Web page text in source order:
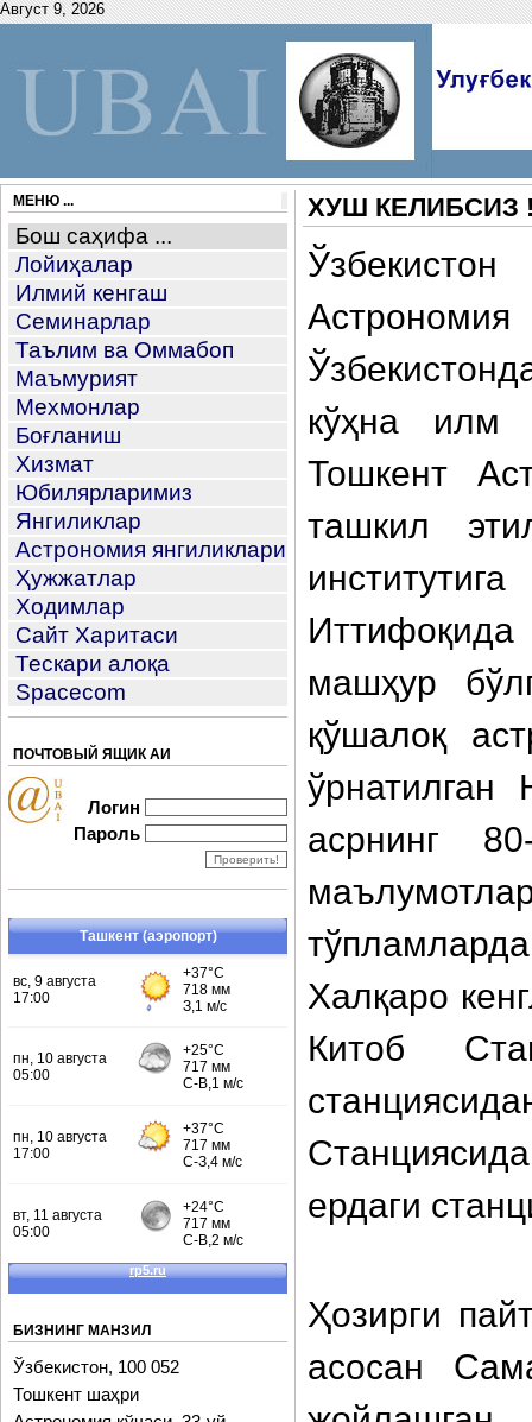
Август 9, 2026
МЕНЮ ...
Бош саҳифа ...
Лойиҳалар
Илмий кенгаш
Семинарлар
Таълим ва Оммабоп
Маъмурият
Мехмонлар
Боғланиш
Хизмат
Юбилярларимиз
Янгиликлар
Астрономия янгиликлари
Ҳужжатлар
Ходимлар
Сайт Харитаси
Тескари алоқа
Spacecom
ПОЧТОВЫЙ ЯЩИК АИ
Логин
Пароль
Ташкент (аэропорт)
БИЗНИНГ МАНЗИЛ
Ўзбекистон, 100 052
Тошкент шаҳри
ХУШ КЕЛИБСИЗ
кўҳна илм
Тошкент
ташкил
Иттифоқида
машҳур
қўшалоқ
ўрнатилган
асрнинг
Халқаро
Китоб
ердаги
Ҳозирги
асосан